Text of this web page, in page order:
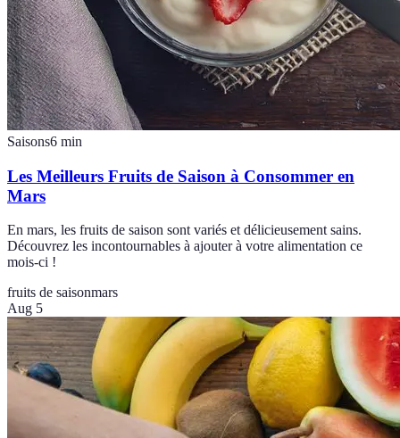
Saisons6 min
Les Meilleurs Fruits de Saison à Consommer en
Mars
En mars, les fruits de saison sont variés et délicieusement sains.
Découvrez les incontournables à ajouter à votre alimentation ce
mois-ci !
fruits de saisonmars
Aug 5